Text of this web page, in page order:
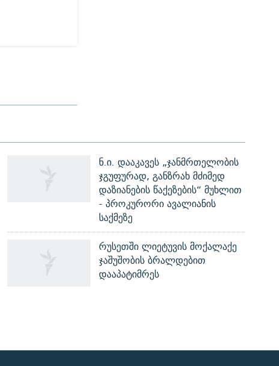
ნ.ი. დააკავეს „ჯანმრთელობის
ჯგუფურად, განზრახ მძიმედ
დაზიანების წაქეზების“ მუხლით
- პროკურორი ავალიანის
საქმეზე
რუსეთში ლიეტუვის მოქალაქე
ჯაშუშობის ბრალდებით
დააპატიმრეს